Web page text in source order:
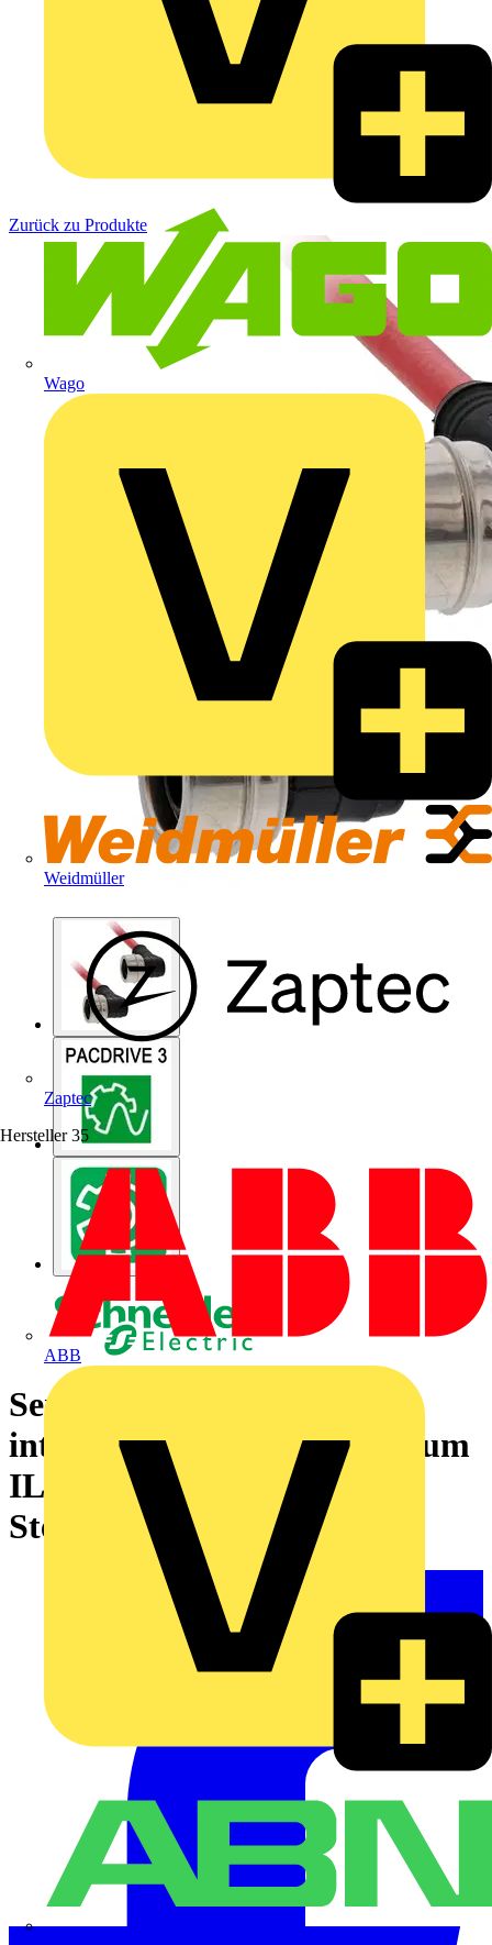
Wago
Weidmüller
Zaptec
Hersteller 35
ABB
Zurück zu Produkte
Sercos-Kabel zwischen
integrierten Antrieben Lexium
ILM62, gewinkelte M12-
Stecker, Länge 0,7m